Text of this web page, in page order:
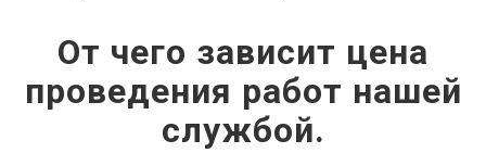
От чего зависит цена
проведения работ нашей
службой.